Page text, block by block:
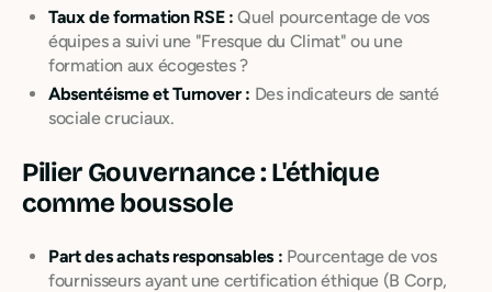
Taux de formation RSE : Quel pourcentage de vos
équipes a suivi une "Fresque du Climat" ou une
formation aux écogestes ?
Absentéisme et Turnover : Des indicateurs de santé
sociale cruciaux.
Pilier Gouvernance : L'éthique
comme boussole
Part des achats responsables : Pourcentage de vos
fournisseurs ayant une certification éthique (B Corp,